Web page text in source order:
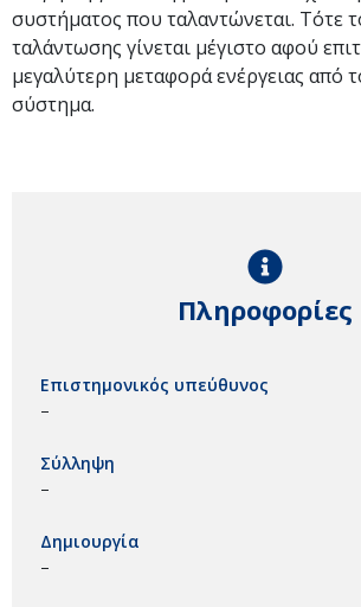
συστήματος που ταλαντώνεται. Τότε
ταλάντωσης γίνεται μέγιστο αφού
μεγαλύτερη μεταφορά ενέργειας από
σύστημα.
Πληροφορίες
Επιστημονικός υπεύθυνος
–
Σύλληψη
–
Δημιουργία
–